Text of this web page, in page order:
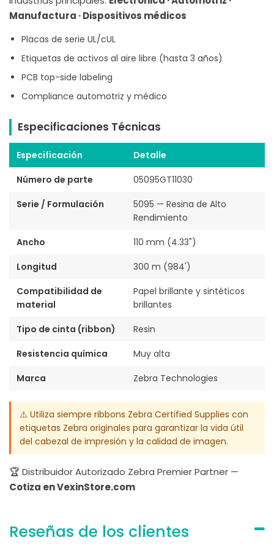
Manufactura · Dispositivos médicos
Placas de serie UL/cUL
Etiquetas de activos al aire libre (hasta 3 años)
PCB top-side labeling
Compliance automotriz y médico
Especificaciones Técnicas
Especificación
Detalle
Número de parte
05095GT11030
Serie / Formulación
5095 — Resina de Alto
Rendimiento
Ancho
110 mm (4.33")
Longitud
300 m (984')
Compatibilidad de
material
Papel brillante y sintéticos
brillantes
Tipo de cinta (ribbon)
Resin
Resistencia química
Muy alta
Marca
Zebra Technologies
⚠️ Utiliza siempre ribbons Zebra Certified Supplies con
etiquetas Zebra originales para garantizar la vida útil
del cabezal de impresión y la calidad de imagen.
🏆 Distribuidor Autorizado Zebra Premier Partner —
Cotiza en VexinStore.com
Reseñas de los clientes